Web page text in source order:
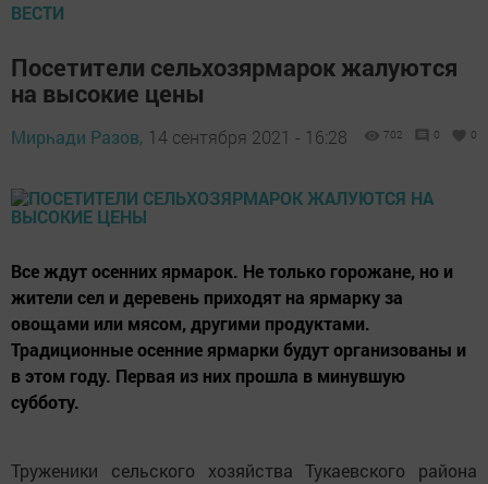
ВЕСТИ
Посетители сельхозярмарок жалуются
на высокие цены
Мирһади Разов, 14 сентября 2021 - 16:28 702 0 0
Все ждут осенних ярмарок. Не только горожане, но и
жители сел и деревень приходят на ярмарку за
овощами или мясом, другими продуктами.
Традиционные осенние ярмарки будут организованы и
в этом году. Первая из них прошла в минувшую
субботу.
Труженики сельского хозяйства Тукаевского района